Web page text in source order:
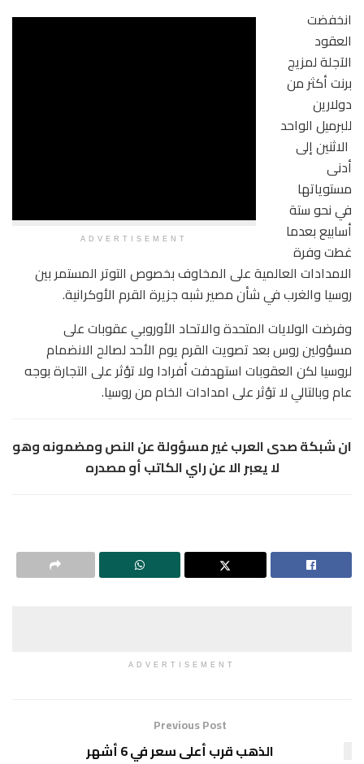
ADVERTISEMENT
انخفضت
العقود
الآجلة لمزيج
برنت أكثر من
دولارين
للبرميل الواحد
الاثنين إلى
أدنى
مستوياتها
في نحو ستة
أسابيع بعدما
غطت وفرة
الامدادات العالمية على المخاوف بخصوص التوتر المستمر بين
روسيا والغرب في شأن مصير شبه جزيرة القرم الأوكرانية.
وفرضت الولايات المتحدة والاتحاد الأوروبي عقوبات على
مسؤولين روس بعد تصويت القرم يوم الأحد لصالح الانضمام
لروسيا لكن العقوبات استهدفت أفرادا ولا تؤثر على التجارة بوجه
عام وبالتالي لا تؤثر على امدادات الخام من روسيا.
ان شبكة صدى العرب غير مسؤولة عن النص ومضمونه وهو
لا يعبر الا عن راي الكاتب أو مصدره
ADVERTISEMENT
Previous Post
الذهب قرب أعلى سعر في 6 أشهر